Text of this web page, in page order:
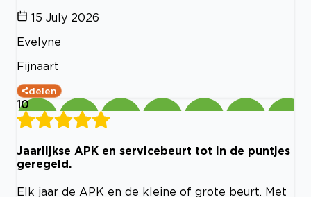
15 July 2026
Evelyne
Fijnaart
delen
10
Jaarlijkse APK en servicebeurt tot in de puntjes
geregeld.
Elk jaar de APK en de kleine of grote beurt. Met